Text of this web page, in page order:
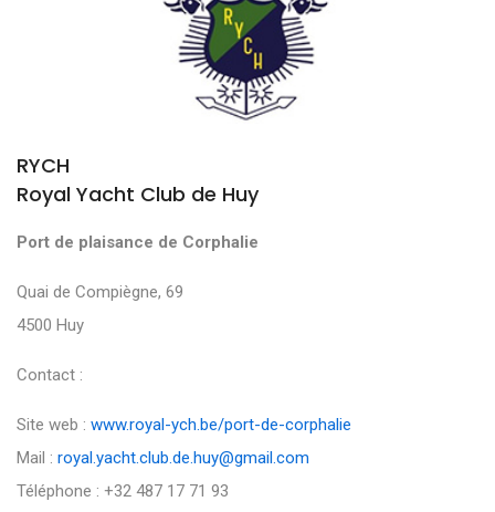
RYCH
Royal Yacht Club de Huy
Port de plaisance de Corphalie
Quai de Compiègne, 69
4500 Huy
Contact :
Site web : www.royal-ych.be/port-de-corphalie
Mail : royal.yacht.club.de.huy@gmail.com
Téléphone : +32 487 17 71 93